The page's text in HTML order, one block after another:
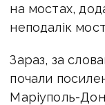
на мостах,
неподалік
Зараз, за
почали
Маріуполь-